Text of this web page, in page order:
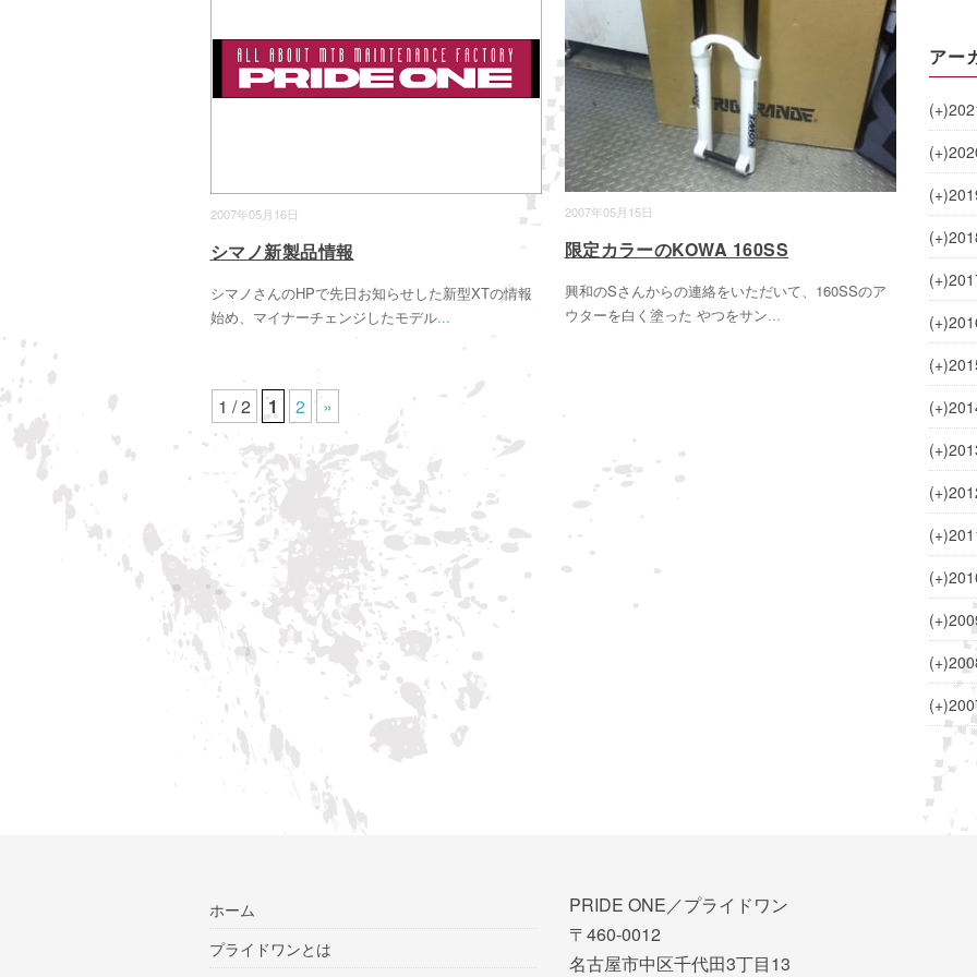
2007年05月16日
シマノ新製品情報
シマノさんのHPで先日お知らせした新型XTの情報
始め、マイナーチェンジしたモデル...
2007年05月15日
限定カラーのKOWA 160SS
興和のSさんからの連絡をいただいて、160SSのア
ウターを白く塗った やつをサン...
1 / 2 1 2 »
アー
(+)
(+)
(+)
(+)
(+)
(+)
(+)
(+)
(+)
(+)
(+)
(+)
(+)
(+)
(+)
ホーム
プライドワンとは
PRIDE ONE／プライドワン
〒460-0012
名古屋市中区千代田3丁目13